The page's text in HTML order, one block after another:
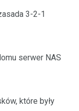
3-2-1
serwer NAS
które były